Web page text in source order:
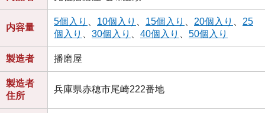
内容量
5個入り 10個入り 15個入り 20個入り
25
個入り
30個入り 40個入り 50個入り
製造者 播磨屋
製造者
住所
兵庫県赤穂市尾崎222番地